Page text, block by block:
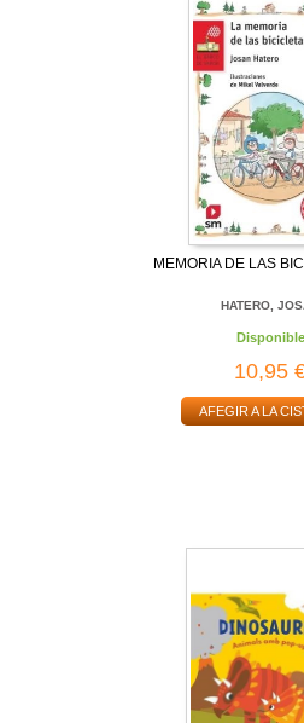
MEMORIA DE LAS
HATERO,
Disponible
10,95
AFEGIR A LA